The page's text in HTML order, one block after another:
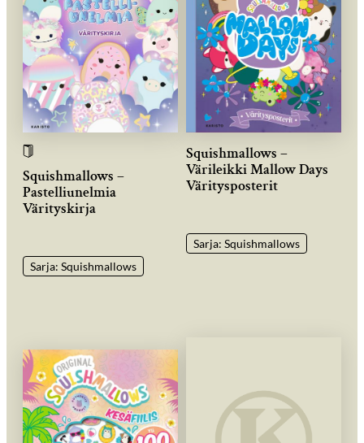
Squishmallows –
Pastelliunelmia
Värityskirja
Sarja: Squishmallows
Squishmallows –
Värileikki Mallow Days
Väritysposterit
Sarja: Squishmallows